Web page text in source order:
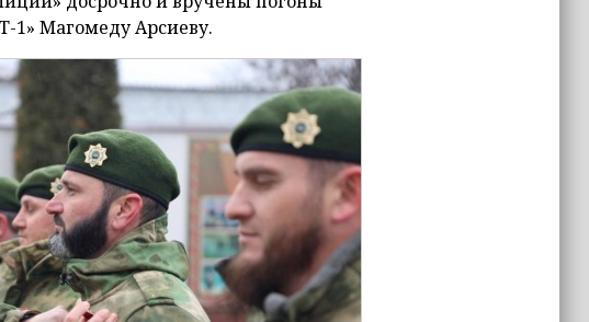
Магомеду Арсиеву.